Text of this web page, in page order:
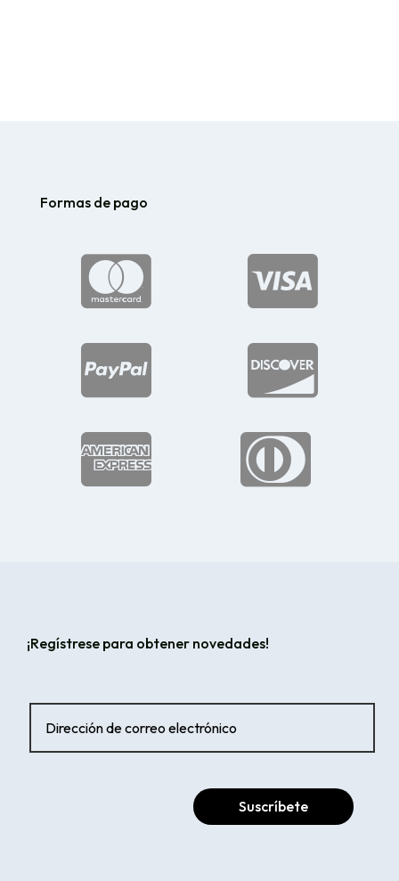
Formas de pago






¡Regístrese para obtener novedades!
Suscríbete